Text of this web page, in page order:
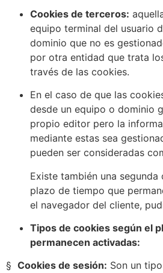
Cookies de terceros:
equipo terminal del usuario
dominio que no es
por otra entidad que trata
través de las cookies.
En el caso de que las
desde un equipo o dominio
propio editor pero la
mediante estas sea
pueden ser consideradas
Existe también una
plazo de tiempo que
el navegador del cliente,
Tipos de cookies según el
permanecen activadas:
§ Cookies de sesión: Son un